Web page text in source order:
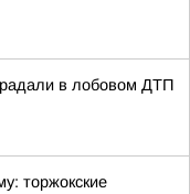
в лобовом ДТП
торжокские